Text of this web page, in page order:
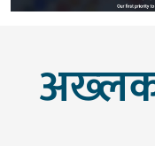
अख्लक